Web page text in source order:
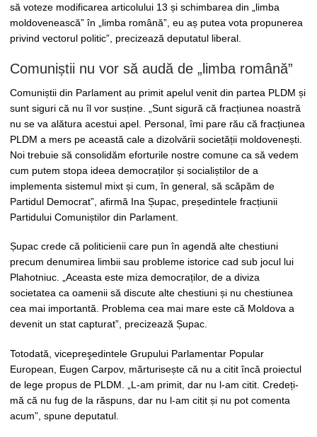
să voteze modificarea articolului 13 și schimbarea din „limba
moldovenească” în „limba română”, eu aș putea vota propunerea
privind vectorul politic”, precizează deputatul liberal.
Comuniștii nu vor să audă de „limba română”
Comuniștii din Parlament au primit apelul venit din partea PLDM și
sunt siguri că nu îl vor susține. „Sunt sigură că fracțiunea noastră
nu se va alătura acestui apel. Personal, îmi pare rău că fracțiunea
PLDM a mers pe această cale a dizolvării societății moldovenești.
Noi trebuie să consolidăm eforturile nostre comune ca să vedem
cum putem stopa ideea democraților și socialiștilor de a
implementa sistemul mixt și cum, în general, să scăpăm de
Partidul Democrat”, afirmă Ina Șupac, președintele fracțiunii
Partidului Comuniștilor din Parlament.
Șupac crede că politicienii care pun în agendă alte chestiuni
precum denumirea limbii sau probleme istorice cad sub jocul lui
Plahotniuc. „Aceasta este miza democraților, de a diviza
societatea ca oamenii să discute alte chestiuni și nu chestiunea
cea mai importantă. Problema cea mai mare este că Moldova a
devenit un stat capturat”, precizează Șupac.
Totodată, vicepreşedintele Grupului Parlamentar Popular
European, Eugen Carpov, mărturisește că nu a citit încă proiectul
de lege propus de PLDM. „L-am primit, dar nu l-am citit. Credeți-
mă că nu fug de la răspuns, dar nu l-am citit și nu pot comenta
acum”, spune deputatul.